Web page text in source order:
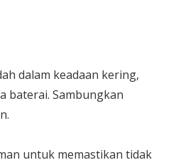
dalam keadaan kering,
baterai. Sambungkan
untuk memastikan tidak